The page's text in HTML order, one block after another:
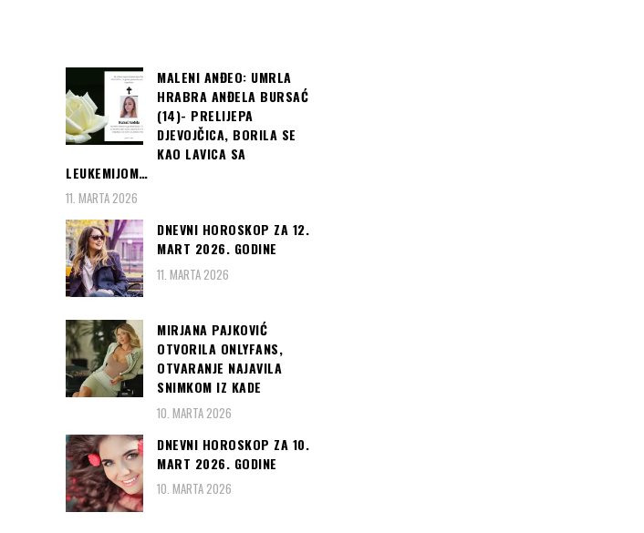
MALENI ANĐEO: UMRLA
HRABRA ANĐELA BURSAĆ
(14)- PRELIJEPA
DJEVOJČICA, BORILA SE
KAO LAVICA SA
LEUKEMIJOM…
11. MARTA 2026
DNEVNI HOROSKOP ZA 12.
MART 2026. GODINE
11. MARTA 2026
MIRJANA PAJKOVIĆ
OTVORILA ONLYFANS,
OTVARANJE NAJAVILA
SNIMKOM IZ KADE
10. MARTA 2026
DNEVNI HOROSKOP ZA 10.
MART 2026. GODINE
10. MARTA 2026